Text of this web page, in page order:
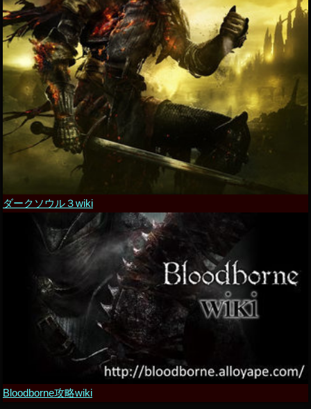
ダークソウル３wiki
Bloodborne攻略wiki